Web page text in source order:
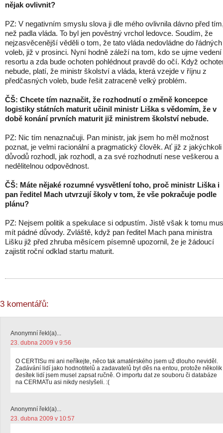
nějak ovlivnit?
PZ: V negativním smyslu slova ji dle mého ovlivnila dávno před
než padla vláda. To byl jen pověstný vrchol ledovce. Soudím, že
nejzasvěcenější věděli o tom, že tato vláda nedovládne do řádných
voleb, již v prosinci. Nyní hodně záleží na tom, kdo se ujme vedení
resortu a zda bude ochoten pohlédnout pravdě do očí. Když
nebude, platí, že ministr školství a vláda, která vzejde v říjnu z
předčasných voleb, bude řešit zatraceně velký problém.
ČŠ: Chcete tím naznačit, že rozhodnutí o změně koncepce
logistiky státních maturit učinil ministr Liška s vědomím, že v
době konání prvních maturit již ministrem školství nebude.
PZ: Nic tím nenaznačuji. Pan ministr, jak jsem ho měl možnost
poznat, je velmi racionální a pragmatický člověk. Ať již z jakýchkoli
důvodů rozhodl, jak rozhodl, a za své rozhodnutí nese veškerou a
nedělitelnou odpovědnost.
ČŠ: Máte nějaké rozumné vysvětlení toho, proč ministr Liška i
pan ředitel Mach utvrzují školy v tom, že vše pokračuje podle
plánu?
PZ: Nejsem politik a spekulace si odpustím. Jistě však k tomu
mít pádné důvody. Zvláště, když pan ředitel Mach pana ministra
Lišku již před zhruba měsícem písemně upozornil, že je žádoucí
zajistit roční odklad startu maturit.
3 komentářů:
Anonymní řekl(a)...
23. dubna 2009 v 9:56
O CERTISu mi ani neříkejte, něco tak amatérského jsem už dlouho neviděl.
Zadávání lidí jako hodnotitelů a zadavatelů byl děs na entou, protože několik
desítek lidí jsem musel zapsat ručně. O importu dat ze souboru či databáze
na CERMATu asi nikdy neslyšeli. :(
Anonymní řekl(a)...
23. dubna 2009 v 10:57